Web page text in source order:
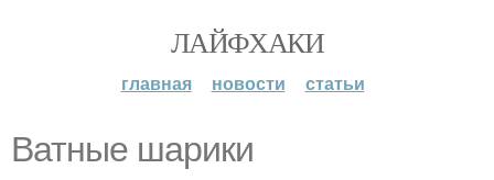
ЛАЙФХАКИ
главная новости статьи
Ватные шарики